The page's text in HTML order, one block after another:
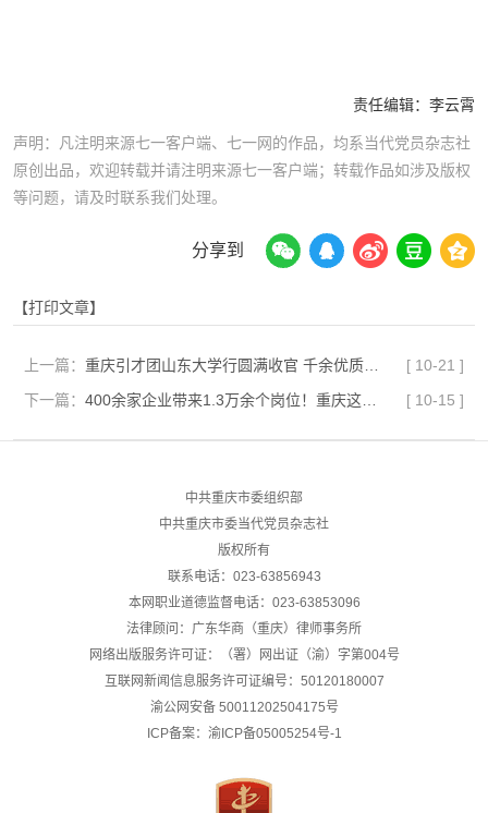
责任编辑： 李云霄
声明：凡注明来源七一客户端、七一网的作品，均系当代党员杂志社
原创出品，欢迎转载并请注明来源七一客户端；转载作品如涉及版权
等问题，请及时联系我们处理。
分享到
【打印文章】
上一篇： 重庆引才团山东大学行圆满收官 千余优质岗位引爆齐鲁学子“重庆热” [ 10-21 ]
下一篇：
400余家企业带来1.3万余个岗位！重庆这场青年人才盛会别错过 [ 10-15 ]
中共重庆市委组织部
中共重庆市委当代党员杂志社
版权所有
联系电话：023-63856943
本网职业道德监督电话：023-63853096
法律顾问：广东华商（重庆）律师事务所
网络出版服务许可证：（署）网出证（渝）字第004号
互联网新闻信息服务许可证编号：50120180007
渝公网安备 50011202504175号
ICP备案：渝ICP备05005254号-1